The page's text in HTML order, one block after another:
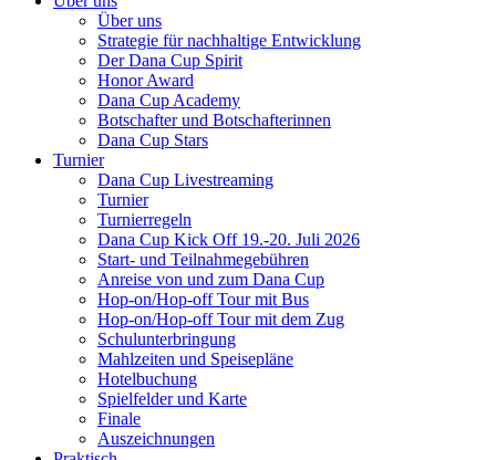
Über uns
Strategie für nachhaltige Entwicklung
Der Dana Cup Spirit
Honor Award
Dana Cup Academy
Botschafter und Botschafterinnen
Dana Cup Stars
Turnier
Dana Cup Livestreaming
Turnier
Turnierregeln
Dana Cup Kick Off 19.-20. Juli 2026
Start- und Teilnahmegebühren
Anreise von und zum Dana Cup
Hop-on/Hop-off Tour mit Bus
Hop-on/Hop-off Tour mit dem Zug
Schulunterbringung
Mahlzeiten und Speisepläne
Hotelbuchung
Spielfelder und Karte
Finale
Auszeichnungen